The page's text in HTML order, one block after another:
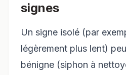
signes
Un signe isolé (par
légèrement plus lent)
bénigne (siphon à